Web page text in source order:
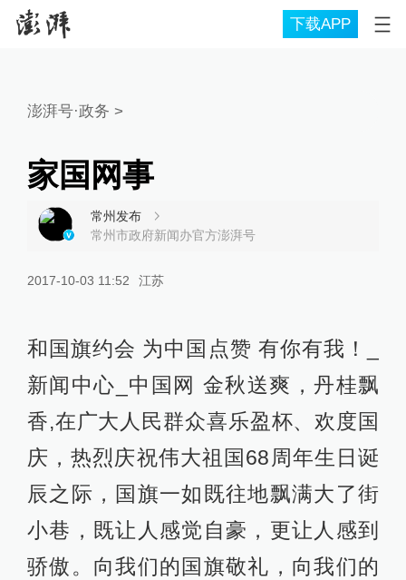
下载APP
澎湃号·政务 >
家国网事
常州发布
常州市政府新闻办官方澎湃号
2017-10-03 11:52 江苏
和国旗约会 为中国点赞 有你有我！_
新闻中心_中国网 金秋送爽，丹桂飘
香,在广大人民群众喜乐盈杯、欢度国
庆，热烈庆祝伟大祖国68周年生日诞
辰之际，国旗一如既往地飘满大了街
小巷，既让人感觉自豪，更让人感到
骄傲。向我们的国旗敬礼，向我们的